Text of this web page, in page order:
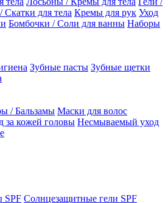
для тела Кремы для рук Уход
Бомбочки / Соли для ванны Наборы
Зубные пасты Зубные щетки
/ Бальзамы Маски для волос
за кожей головы Несмываемый уход
SPF Солнцезащитные гели SPF